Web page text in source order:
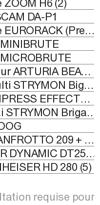
H6 (2)
DA-P1
Synthétiseur modulaire EURORACK (Pressure Point)
Séquenceur + controlleur ARTURIA BEATSTEP PRO
Processeur d'effets multi STRYMON BigSky (1), Mobius (1)
Processeur d'effets EMPRESS EFFECTS Super delay vintage (1), Heavy (1)
Processeur d'effet delai STRYMON Brigadier Bucket Delay (1), ELCapistan Tape Delay (1)
Mini trépied à rotule MANFROTTO 209 + 492 (6)
Casque d'écoute BEYER DYNAMIC DT250-80 (5)
HD 280 (5)
requise pour